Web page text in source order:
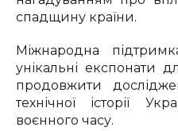
спадщину країни.
Міжнародна
унікальні експонати
продовжити
технічної історії
воєнного часу.